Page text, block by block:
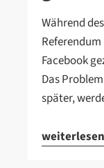
Während
Facebook
Das
später,
weiterlesen